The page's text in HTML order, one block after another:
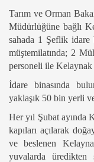
Tarım ve Orman
Müdürlüğüne bağlı
sahada 1 Şeflik idare
müştemilatında; 2
personeli ile Kelaynak
İdare binasında
yaklaşık 50 bin yerli
Her yıl Şubat ayında
kapıları açılarak
ve beslenen
yuvalarda üredikten